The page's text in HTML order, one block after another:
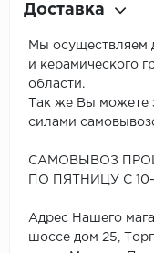
Доставка
Мы осуществляем
и керамического
области.
Так же Вы можете
силами
САМОВЫВОЗ
ПО ПЯТНИЦУ С
Адрес Нашего
шоссе дом 25,